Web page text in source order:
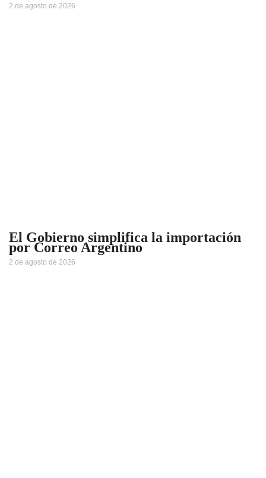
2 de agosto de 2026
El Gobierno simplifica la importación
por Correo Argentino
2 de agosto de 2026